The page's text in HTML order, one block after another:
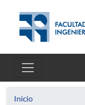
Inicio